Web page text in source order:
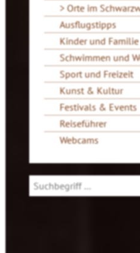
Orte im
Ausflugstipps
Kinder und Familie
Schwimmen und
Sport und Freizeit
Kunst & Kultur
Festivals & Events
Reiseführer
Webcams